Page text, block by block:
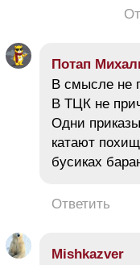
Потап
В смысле не
В ТЦК не
Одни
катают
бусиках
Ответить
Mishkazver